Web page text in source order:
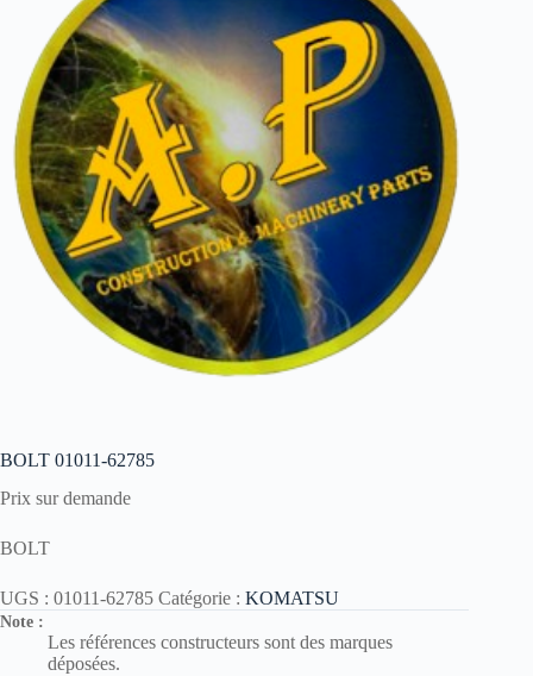
BOLT 01011-62785
Prix sur demande
BOLT
UGS : 01011-62785 Catégorie : KOMATSU
Note :
Les références constructeurs sont des marques
déposées.